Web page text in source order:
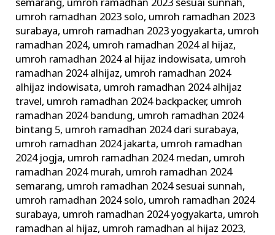
semarang, umroh ramadhan 2023 sesuai sunnah,
umroh ramadhan 2023 solo, umroh ramadhan 2023
surabaya, umroh ramadhan 2023 yogyakarta, umroh
ramadhan 2024, umroh ramadhan 2024 al hijaz,
umroh ramadhan 2024 al hijaz indowisata, umroh
ramadhan 2024 alhijaz, umroh ramadhan 2024
alhijaz indowisata, umroh ramadhan 2024 alhijaz
travel, umroh ramadhan 2024 backpacker, umroh
ramadhan 2024 bandung, umroh ramadhan 2024
bintang 5, umroh ramadhan 2024 dari surabaya,
umroh ramadhan 2024 jakarta, umroh ramadhan
2024 jogja, umroh ramadhan 2024 medan, umroh
ramadhan 2024 murah, umroh ramadhan 2024
semarang, umroh ramadhan 2024 sesuai sunnah,
umroh ramadhan 2024 solo, umroh ramadhan 2024
surabaya, umroh ramadhan 2024 yogyakarta, umroh
ramadhan al hijaz, umroh ramadhan al hijaz 2023,